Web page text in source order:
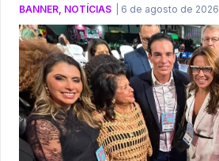
BANNER, NOTÍCIAS 6 de agosto de 2026